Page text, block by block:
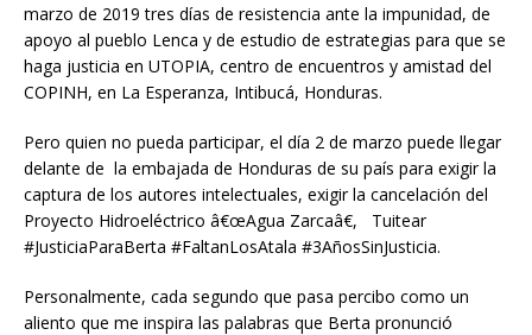
marzo de 2019 tres días de resistencia ante la impunidad, de
apoyo al pueblo Lenca y de estudio de estrategias para que se
haga justicia en UTOPIA, centro de encuentros y amistad del
COPINH, en La Esperanza, Intibucá, Honduras.
Pero quien no pueda participar, el día 2 de marzo puede llegar
delante de la embajada de Honduras de su país para exigir la
captura de los autores intelectuales, exigir la cancelación del
Proyecto Hidroeléctrico â€œAgua Zarcaâ€, Tuitear
#JusticiaParaBerta #FaltanLosAtala #3AñosSinJusticia.
Personalmente, cada segundo que pasa percibo como un
aliento que me inspira las palabras que Berta pronunció